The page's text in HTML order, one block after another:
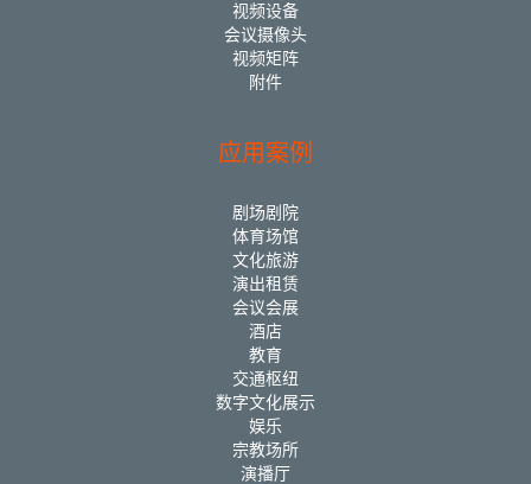
视频设备
会议摄像头
视频矩阵
附件
应用案例
剧场剧院
体育场馆
文化旅游
演出租赁
会议会展
酒店
教育
交通枢纽
数字文化展示
娱乐
宗教场所
演播厅